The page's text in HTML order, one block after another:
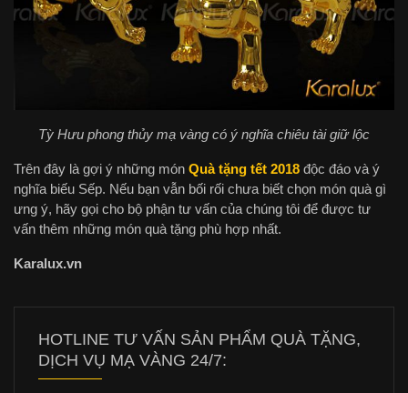
Tỳ Hưu phong thủy mạ vàng có ý nghĩa chiêu tài giữ lộc
Trên đây là gợi ý những món Quà tặng tết 2018 độc đáo và ý
nghĩa biếu Sếp. Nếu bạn vẫn bối rối chưa biết chọn món quà gì
ưng ý, hãy gọi cho bộ phận tư vấn của chúng tôi để được tư
vấn thêm những món quà tặng phù hợp nhất.
Karalux.vn
HOTLINE TƯ VẤN SẢN PHẨM QUÀ TẶNG,
DỊCH VỤ MẠ VÀNG 24/7: